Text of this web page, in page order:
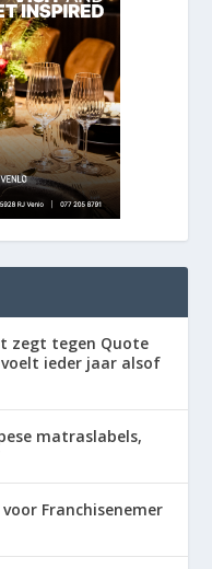
zegt tegen Quote
voelt ieder jaar alsof
matraslabels,
Franchisenemer